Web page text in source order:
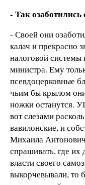
- Так
- Своей они
калач и прекрасно
налоговой
министра. Ему
псевдоцерковные
чьим бы крылом
ножки останутся.
вот слезами
вавилонские, и
Михаила
спрашивать, где их
власти своего
выкорчевывали, то